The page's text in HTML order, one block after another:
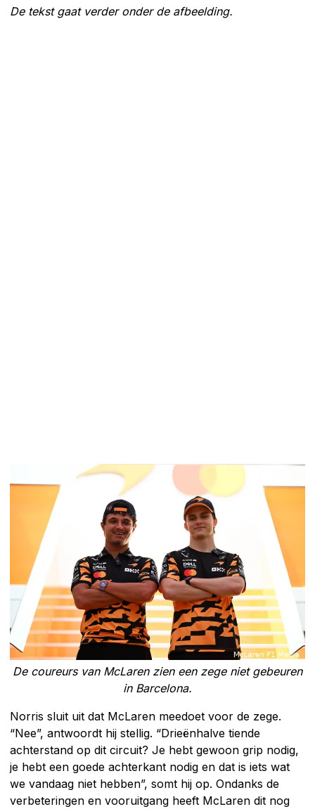
De tekst gaat verder onder de afbeelding.
De coureurs van McLaren zien een zege niet gebeuren
in Barcelona.
Norris sluit uit dat McLaren meedoet voor de zege.
“Nee”, antwoordt hij stellig. “Drieënhalve tiende
achterstand op dit circuit? Je hebt gewoon grip nodig,
je hebt een goede achterkant nodig en dat is iets wat
we vandaag niet hebben”, somt hij op. Ondanks de
verbeteringen en vooruitgang heeft McLaren dit nog